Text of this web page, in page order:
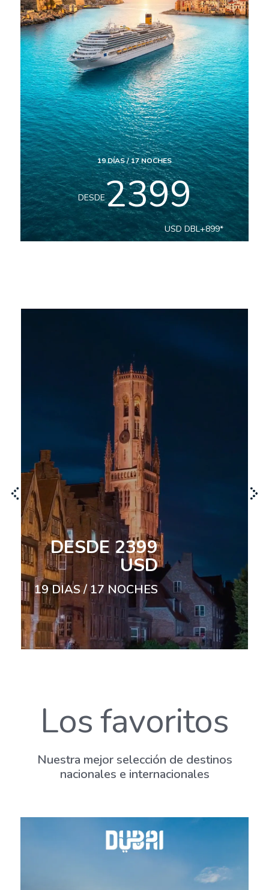
17DÍAS /14NOCHES
DESDE1599
USD DBL+999*
DESDE1799
USD
18DIAS /16 NOCHES
Los favoritos
Nuestra mejor selección de destinos
nacionales e internacionales